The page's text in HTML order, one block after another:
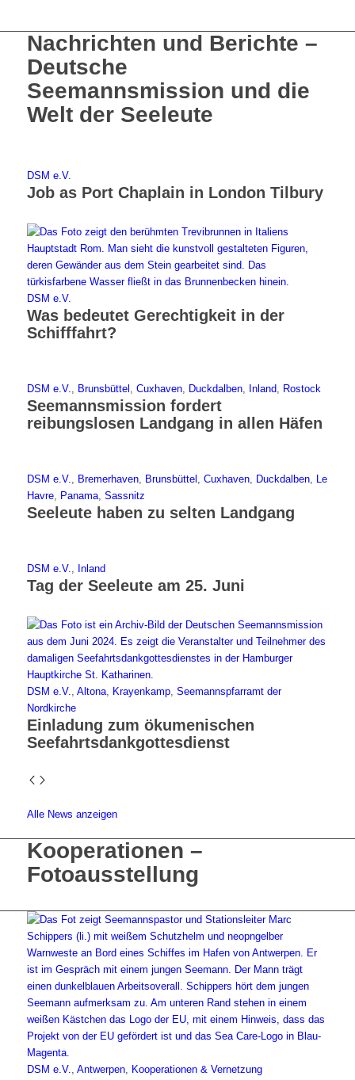
Nachrichten und Berichte –
Deutsche
Seemannsmission und die
Welt der Seeleute
DSM e.V.
Job as Port Chaplain in London Tilbury
DSM e.V.
Was bedeutet Gerechtigkeit in der
Schifffahrt?
DSM e.V. Brunsbüttel Cuxhaven, Duckdalben, Inland, Rostock
Seemannsmission fordert
reibungslosen Landgang in allen Häfen
DSM e.V. Bremerhaven, Brunsbüttel Cuxhaven, Duckdalben, Le
Havre, Panama, Sassnitz
Seeleute haben zu selten Landgang
DSM e.V. Inland
Tag der Seeleute am 25. Juni
DSM e.V. Altona, Krayenkamp, Seemannspfarramt der
Nordkirche
Einladung zum ökumenischen
Seefahrtsdankgottesdienst
Alle News anzeigen
Kooperationen –
Fotoausstellung
DSM e.V. Antwerpen, Kooperationen & Vernetzung